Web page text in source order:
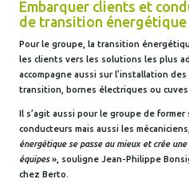
Embarquer clients et
de transition énergétique
Pour le groupe, la transition
les clients vers les solutions les plus
accompagne aussi sur l’installation
transition, bornes électriques ou cuves
Il s’agit aussi pour le groupe de
conducteurs mais aussi les
énergétique se passe au mieux et crée
équipes», souligne Jean-Philippe
chez Berto.